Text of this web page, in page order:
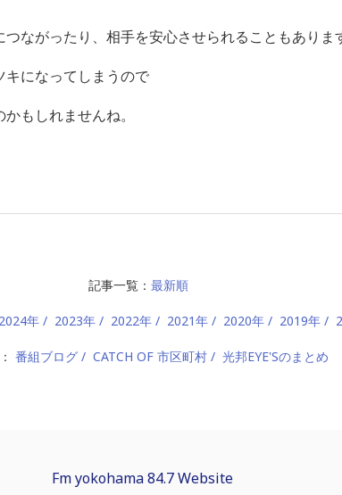
ながったり、相手を安心させられることもありま
になってしまうので
もしれませんね。
記事一覧： 最新順
2024年 2023年 2022年 2021年 2020年 2019年
番組ブログ CATCH OF 市区町村 光邦EYE'Sのまとめ
Fm yokohama 84.7 Website